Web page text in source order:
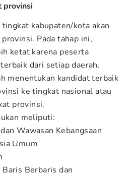
provinsi
kabupaten/kota akan
Pada tahap ini,
ketat karena peserta
dari setiap daerah.
menentukan kandidat terbaik
ke tingkat nasional atau
provinsi.
meliputi:
Wawasan Kebangsaan
Umum
Berbaris dan